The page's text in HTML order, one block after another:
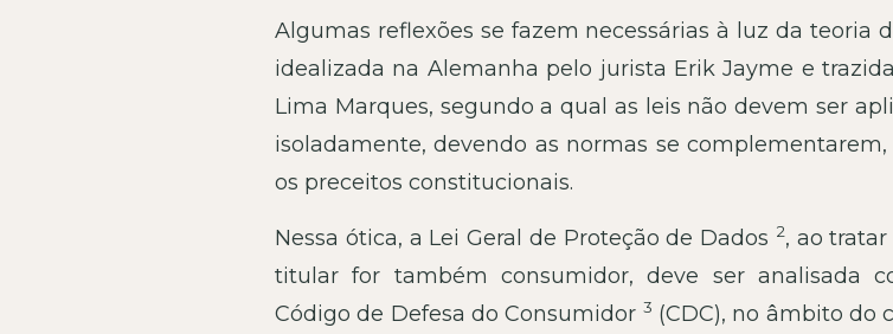
Algumas reflexões se fazem necessárias à luz da teoria
idealizada na Alemanha pelo jurista Erik Jayme e
Lima Marques, segundo a qual as leis não devem ser
isoladamente, devendo as normas se
os preceitos constitucionais.
Nessa ótica, a Lei Geral de Proteção de Dados 2, ao
titular for também consumidor, deve ser analisada
Código de Defesa do Consumidor 3 (CDC), no âmbito do